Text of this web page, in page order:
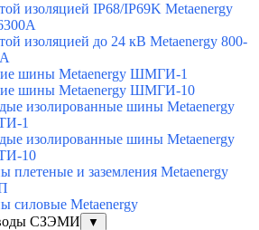
изоляцией IP68/IP69K Metaenergy
изоляцией до 24 кВ Metaenergy 800-
шины Metaenergy ШМГИ-1
шины Metaenergy ШМГИ-10
изолированные шины Metaenergy
1
изолированные шины Metaenergy
10
плетеные и заземления Metaenergy
силовые Metaenergy
СЗЭМИ
▼